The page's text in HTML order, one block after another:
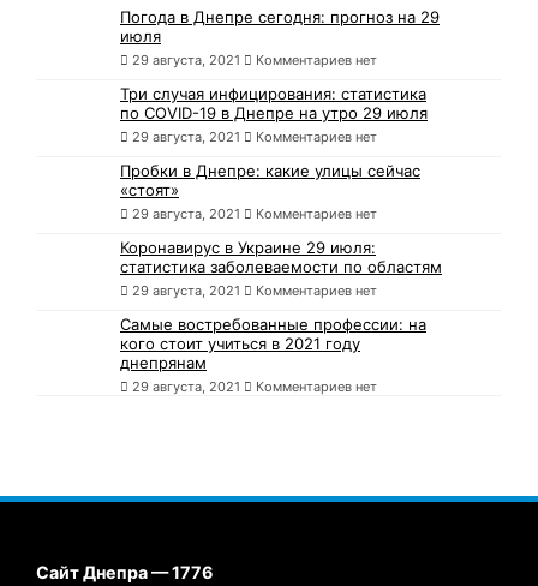
Погода в Днепре сегодня: прогноз на 29
июля
29 августа, 2021 Комментариев нет
Три случая инфицирования: статистика
по COVID-19 в Днепре на утро 29 июля
29 августа, 2021 Комментариев нет
Пробки в Днепре: какие улицы сейчас
«стоят»
29 августа, 2021 Комментариев нет
статистика заболеваемости по областям
29 августа, 2021 Комментариев нет
кого стоит учиться в 2021 году
днепрянам
29 августа, 2021
Сайт Днепра — 1776